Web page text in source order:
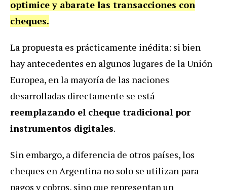
optimice y abarate las transacciones con
cheques.
La propuesta es prácticamente inédita: si bien
hay antecedentes en algunos lugares de la Unión
Europea, en la mayoría de las naciones
desarrolladas directamente se está
reemplazando el cheque tradicional por
instrumentos digitales.
Sin embargo, a diferencia de otros países, los
cheques en Argentina no solo se utilizan para
pagos y cobros, sino que representan un